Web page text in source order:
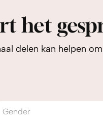
het
delen kan helpen
Gender